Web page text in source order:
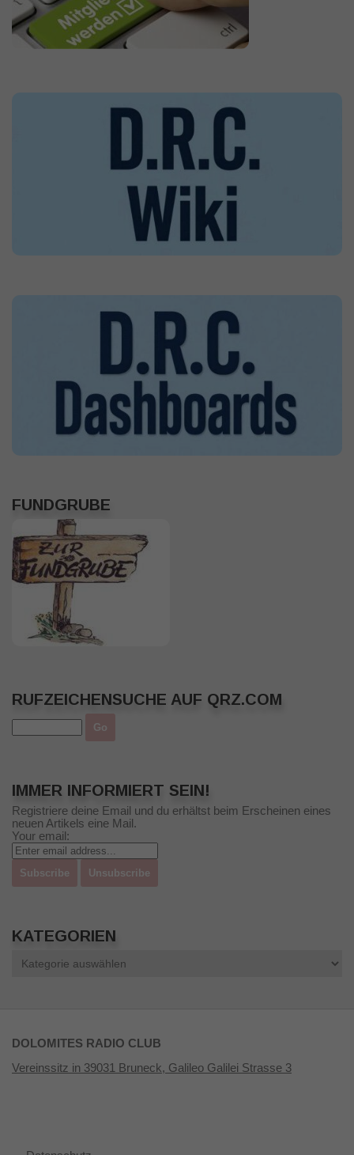
FUNDGRUBE
RUFZEICHENSUCHE AUF QRZ.COM
IMMER INFORMIERT SEIN!
Registriere deine Email und du erhältst beim Erscheinen eines
neuen Artikels eine Mail.
Your email:
KATEGORIEN
DOLOMITES RADIO CLUB
Vereinssitz in 39031 Bruneck, Galileo Galilei Strasse 3